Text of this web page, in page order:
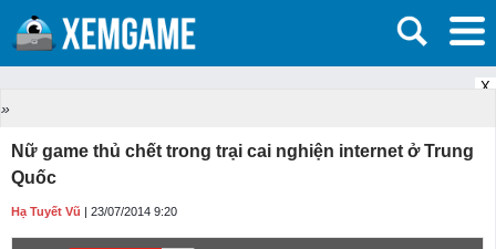
X
»
Nữ game thủ chết trong trại cai nghiện internet ở Trung
Quốc
Hạ Tuyết Vũ | 23/07/2014 9:20